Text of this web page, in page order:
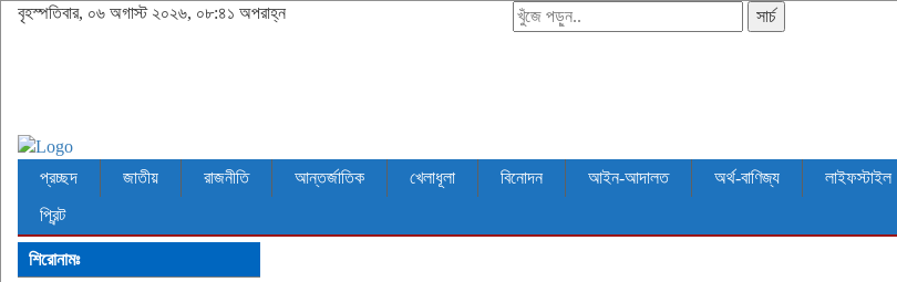
বৃহস্পতিবার, ০৬ অগাস্ট ২০২৬, ০৮:৪১ অপরাহ্ন সার্চ
প্রচ্ছদ জাতীয় রাজনীতি আন্তর্জাতিক খেলাধূলা বিনোদন আইন-আদালত অর্থ-বাণিজ্য লাইফস্টাইল
প্রিন্ট
শিরোনামঃ